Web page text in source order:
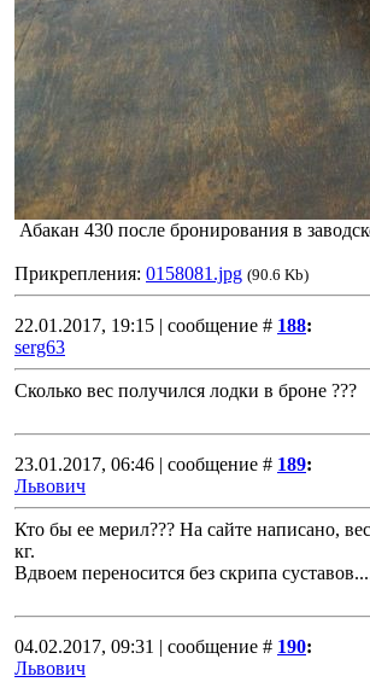
Абакан 430 после бронирования в
Прикрепления: 0158081.jpg (90.6 Kb)
22.01.2017, 19:15 | сообщение # 188:
serg63
Сколько вес получился лодки в броне ???
23.01.2017, 06:46 | сообщение # 189:
Львович
Кто бы ее мерил??? На сайте написано,
кг.
Вдвоем переносится без скрипа
04.02.2017, 09:31 | сообщение # 190:
Львович